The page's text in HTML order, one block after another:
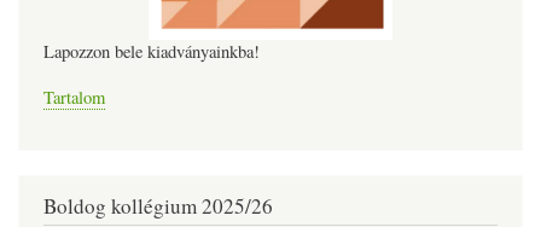
Lapozzon bele kiadványainkba!
Tartalom
Boldog kollégium 2025/26